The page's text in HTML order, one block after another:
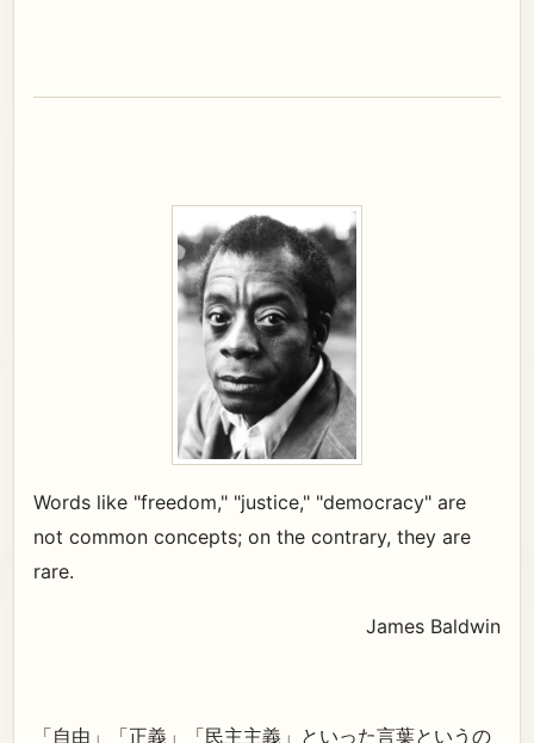
Words like "freedom," "justice," "democracy" are
not common concepts; on the contrary, they are
rare.
James Baldwin
「自由」「正義」「民主主義」といった言葉というの